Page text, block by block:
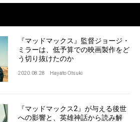
『マッドマックス』監督ジョージ・
ミラーは、低予算での映画製作をど
う切り抜けたのか
2020.08.28 Hayato Otsuki
『マッドマックス2』が与える後世
への影響と、英雄神話から読み解